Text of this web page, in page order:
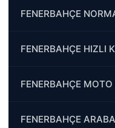
FENERBAHÇE
FENERBAHÇE HIZLI
FENERBAHÇE MOTO
FENERBAHÇE